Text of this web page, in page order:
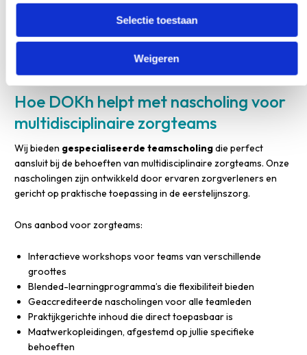
Selectie toestaan
Weigeren
Individuele nascholing mist deze synergie. Wanneer teamleden
apart leren, ontstaan er verschillen in kennis en werkwijzen. Dit
kan leiden tot miscommunicatie en inefficiënte zorgverlening.
Gezamenlijk leren voorkomt deze problemen en versterkt het
Hoe DOKh helpt met nascholing voor
multidisciplinaire zorgteams
Wij bieden gespecialiseerde teamscholingdie perfect
aansluit bij de behoeften van multidisciplinaire zorgteams. Onze
nascholingen zijn ontwikkeld door ervaren zorgverleners en
gericht op praktische toepassing in de eerstelijnszorg.
Ons aanbod voor zorgteams:
Interactieve workshops voor teams van verschillende
groottes
Blended-learningprogramma’s die flexibiliteit bieden
Geaccrediteerde nascholingen voor alle teamleden
Praktijkgerichte inhoud die direct toepasbaar is
Maatwerkopleidingen, afgestemd op jullie specifieke
behoeften